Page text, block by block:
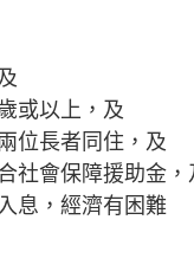
或以上，及
位長者同住，及
社會保障援助金，
息，經濟有困難